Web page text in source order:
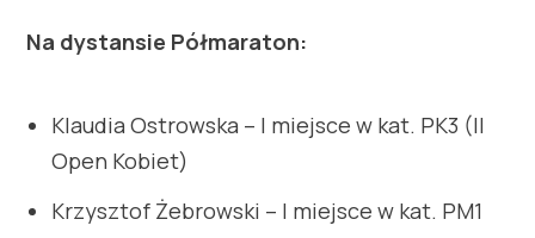
Na dystansie Półmaraton:
Klaudia Ostrowska – I miejsce w kat. PK3 (II
Open Kobiet)
Krzysztof Żebrowski – I miejsce w kat. PM1